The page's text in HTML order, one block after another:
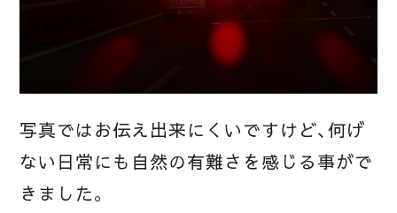
写真ではお伝え出来にくいですけど、何げ
ない日常にも自然の有難さを感じる事がで
きました。